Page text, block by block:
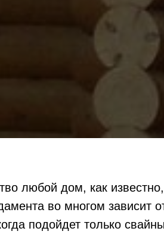
любой дом, как
во многом зависит
подойдет только